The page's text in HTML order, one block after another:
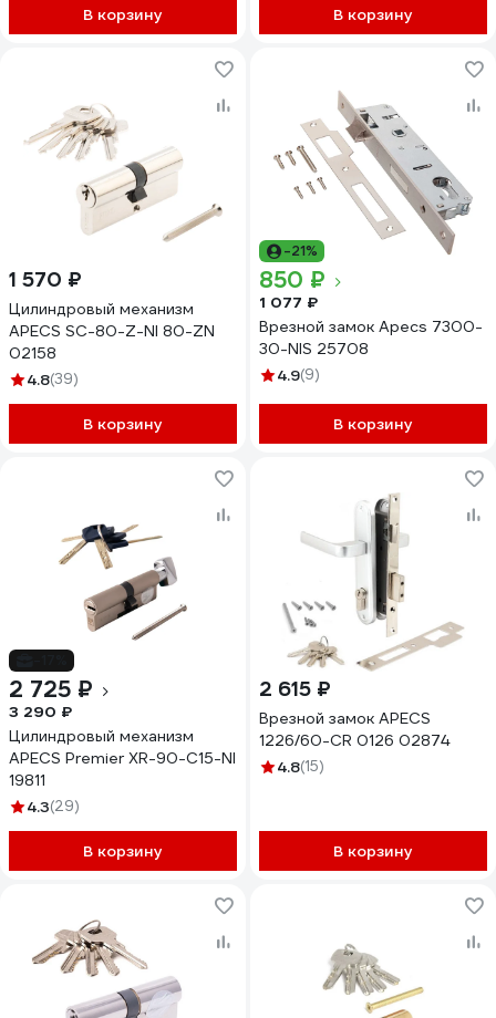
В корзину В корзину
1 570 ₽
Цилиндровый механизм
APECS SC-80-Z-NI 80-ZN
02158
4.8(39)
В корзину
-21%
850 ₽
1 077 ₽
Врезной замок Apecs 7300-
30-NIS 25708
4.9(9)
В корзину
2 725 ₽
3 290 ₽
Цилиндровый механизм
APECS Premier XR-90-C15-NI
19811
4.3(29)
В корзину
2 615 ₽
Врезной замок APECS
1226/60-CR 0126 02874
4.8(15)
В корзину